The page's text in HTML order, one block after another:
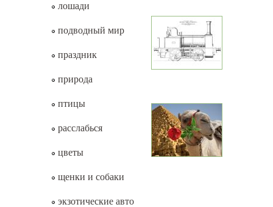
лошади
подводный мир
праздник
природа
птицы
расслабься
цветы
щенки и собаки
экзотические авто